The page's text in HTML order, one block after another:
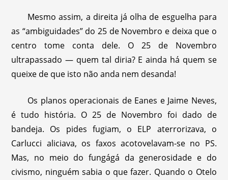
Mesmo assim, a direita já olha de esguelha para
as “ambiguidades” do 25 de Novembro e deixa que o
centro tome conta dele. O 25 de Novembro
ultrapassado — quem tal diria? E ainda há quem se
queixe de que isto não anda nem desanda!
Os planos operacionais de Eanes e Jaime Neves,
é tudo história. O 25 de Novembro foi dado de
bandeja. Os pides fugiam, o ELP aterrorizava, o
Carlucci aliciava, os faxos acotovelavam-se no PS.
Mas, no meio do fungágá da generosidade e do
civismo, ninguém sabia o que fazer. Quando o Otelo